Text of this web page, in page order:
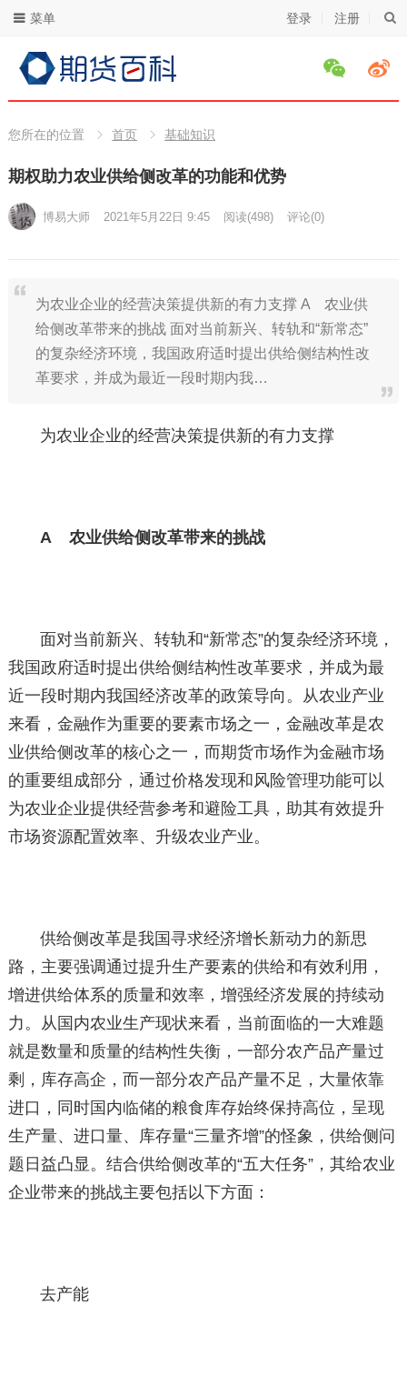
登录 注册
菜单
您所在的位置 首页 基础知识
期权助力农业供给侧改革的功能和优势
博易大师 2021年5月22日 9:45 阅读(498) 评论(0)
为农业企业的经营决策提供新的有力支撑 A 农业供
给侧改革带来的挑战 面对当前新兴、转轨和“新常态”
的复杂经济环境，我国政府适时提出供给侧结构性改
革要求，并成为最近一段时期内我…
为农业企业的经营决策提供新的有力支撑
A 农业供给侧改革带来的挑战
面对当前新兴、转轨和“新常态”的复杂经济环境，
我国政府适时提出供给侧结构性改革要求，并成为最
近一段时期内我国经济改革的政策导向。从农业产业
来看，金融作为重要的要素市场之一，金融改革是农
业供给侧改革的核心之一，而期货市场作为金融市场
的重要组成部分，通过价格发现和风险管理功能可以
为农业企业提供经营参考和避险工具，助其有效提升
市场资源配置效率、升级农业产业。
供给侧改革是我国寻求经济增长新动力的新思
路，主要强调通过提升生产要素的供给和有效利用，
增进供给体系的质量和效率，增强经济发展的持续动
力。从国内农业生产现状来看，当前面临的一大难题
就是数量和质量的结构性失衡，一部分农产品产量过
剩，库存高企，而一部分农产品产量不足，大量依靠
进口，同时国内临储的粮食库存始终保持高位，呈现
生产量、进口量、库存量“三量齐增”的怪象，供给侧问
题日益凸显。结合供给侧改革的“五大任务”，其给农业
企业带来的挑战主要包括以下方面：
去产能